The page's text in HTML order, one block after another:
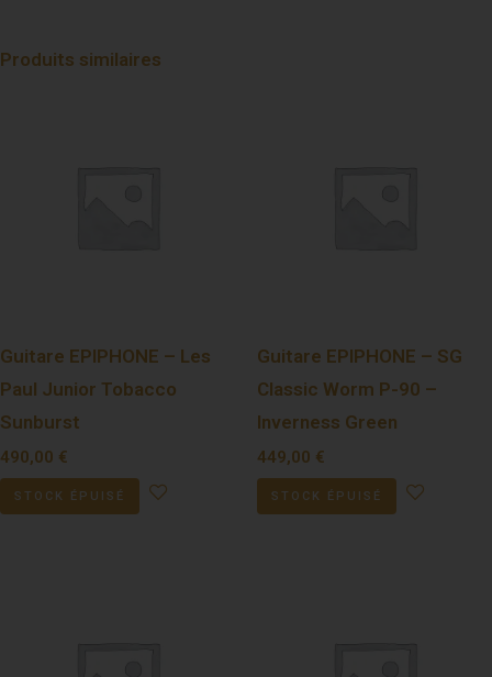
Produits similaires
Guitare EPIPHONE – Les
Paul Junior Tobacco
Sunburst
490,00 €
STOCK ÉPUISÉ
Guitare EPIPHONE – SG
Classic Worm P-90 –
Inverness Green
449,00 €
STOCK ÉPUISÉ